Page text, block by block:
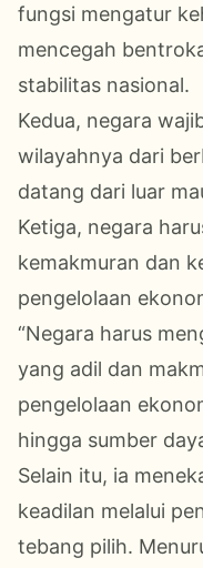
fungsi mengatur
mencegah
stabilitas nasional.
Kedua, negara
wilayahnya dari
datang dari luar
Ketiga, negara
kemakmuran dan
pengelolaan
“Negara harus
yang adil dan
pengelolaan
hingga sumber
Selain itu, ia
keadilan melalui
tebang pilih.